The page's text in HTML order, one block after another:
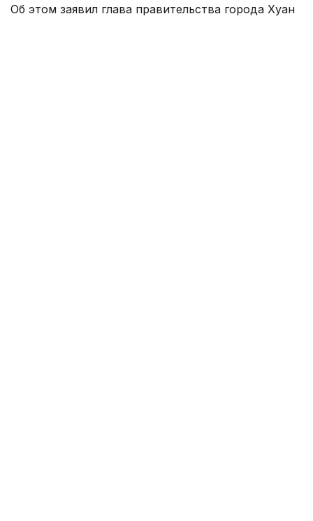
Об этом заявил глава правительства города Хуан